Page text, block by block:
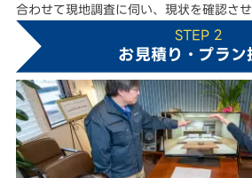
合わせて現地調査に伺い、現状を確認させ
STEP 2
お見積り・プラン